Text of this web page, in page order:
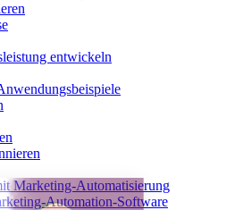
entwickeln
Marketing-Automatisierung
Automation-Software